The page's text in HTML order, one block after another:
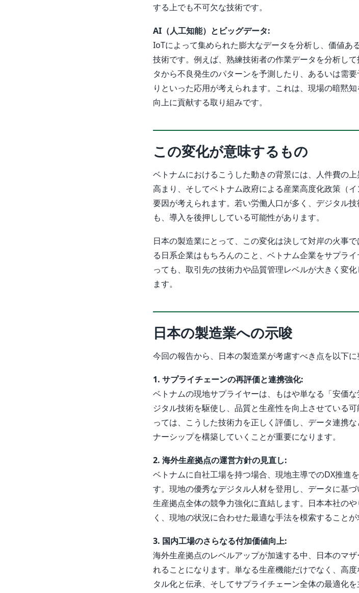
する上でも不可欠な技術です。
AI（人工知能）とビッグデータ:
IoTによって集められた膨大なデータを分析し、価値あ
技術です。例えば、熟練技術者の作業データを分析し
タから不良発生のパターンを予測したり、あるいは需
りといった応用が考えられます。これは、現場の暗黙
向上に貢献する取り組みです。
この変化が意味するもの
ベトナムにおけるこうした動きの背景には、人件費の
高まり、そしてベトナム政府による産業高度化政策（
要因が考えられます。若い労働人口が多く、デジタル
も、導入を後押ししている可能性があります。
日本の製造業にとって、この変化は決して対岸の火事
る日系企業はもちろんのこと、ベトナム企業をサプラ
っても、取引先の技術力や品質管理レベルが大きく変
ます。
日本の製造業への示唆
今回の報告から、日本の製造業が考慮すべき点を以下に
1. サプライチェーンの再評価と連携強化:
ベトナムの現地サプライヤーは、もはや単なる「安価
ジタル技術を駆使し、品質と生産性を向上させている
っては、こうした技術力を正しく評価し、データ連携
ナーシップを構築していくことが重要になります。
2. 海外生産拠点の運営方針の見直し:
ベトナムに自社工場を持つ場合、現地主導でのDX推進
す。現地の優秀なデジタル人材を登用し、データに基づ
生産拠点全体の競争力強化に直結します。日本本社の
く、現地の状況に合わせた最適な手法を模索することが
3. 国内工場のさらなる付加価値向上:
海外生産拠点のレベルアップが加速する中、日本のマ
れることになります。単なる生産機能だけでなく、高
タル化と伝承、そしてサプライチェーン全体の最適化